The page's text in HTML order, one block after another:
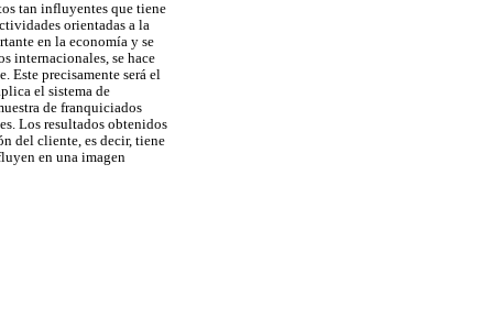
tan influyentes que tiene
orientadas a la
en la economía y se
internacionales, se hace
Este precisamente será el
el sistema de
de franquiciados
Los resultados obtenidos
del cliente, es decir, tiene
en una imagen